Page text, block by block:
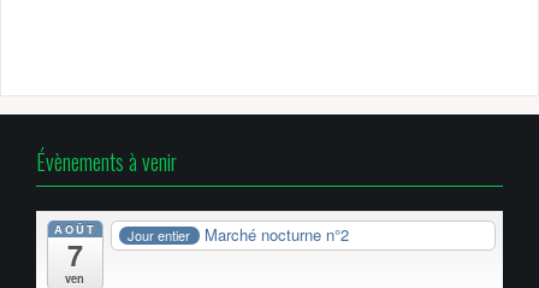
Évènements à venir
AOÛT
7
ven
Jour entier Marché nocturne n°2